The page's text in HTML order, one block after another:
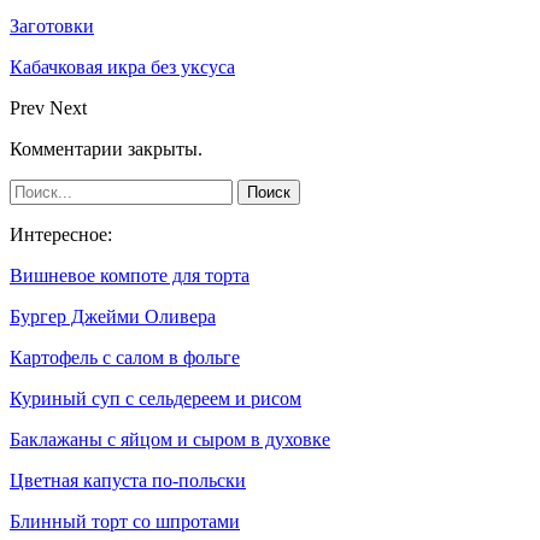
Заготовки
Кабачковая икра без уксуса
Prev Next
Комментарии закрыты.
Интересное:
Вишневое компоте для торта
Бургер Джейми Оливера
Картофель с салом в фольге
Куриный суп с сельдереем и рисом
Баклажаны с яйцом и сыром в духовке
Цветная капуста по-польски
Блинный торт со шпротами